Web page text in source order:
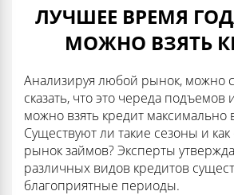
ЛУЧШЕЕ ВРЕМЯ
МОЖНО ВЗЯТЬ
Анализируя любой рынок, можно
сказать, что это череда подъемов
можно взять кредит максимально
Существуют ли такие сезоны и
рынок займов? Эксперты
различных видов кредитов
благоприятные периоды.